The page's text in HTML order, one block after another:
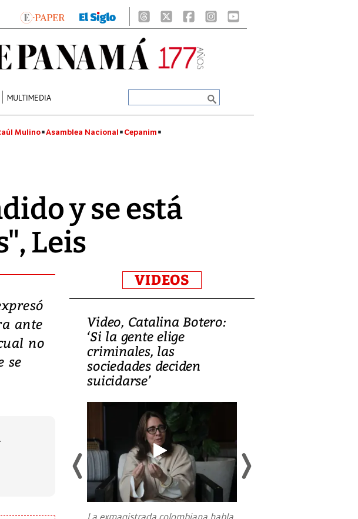
MULTIMEDIA
Mulino Asamblea Nacional Cepanim
y se está
Leis
ante
no
se
VIDEOS
Video, Catalina Botero:
‘Si la gente elige
criminales, las
sociedades deciden
suicidarse’
La exmagistrada colombiana habla